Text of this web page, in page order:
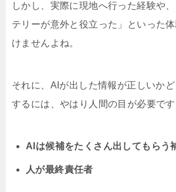
しかし、実際に現地へ行った経験や
テリーが意外と役立った」といった
けませんよね。
それに、AIが出した情報が正しいか
するには、やはり人間の目が必要です
AIは候補をたくさん出してもらう
人が最終責任者